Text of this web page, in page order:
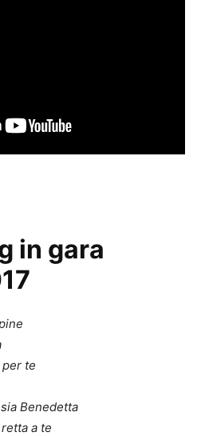
in gara
te
Benedetta
a te